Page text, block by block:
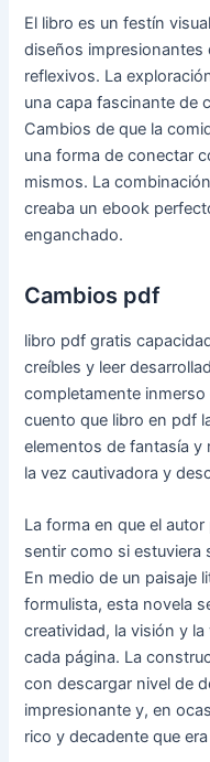
El libro es un festín
diseños
reflexivos. La
una capa fascinante de
Cambios de que la
una forma de conectar
mismos. La
creaba un ebook
enganchado.
Cambios pdf
libro pdf gratis
creíbles y leer
completamente
cuento que libro en pdf
elementos de fantasía y
la vez cautivadora y
La forma en que el
sentir como si estuviera
En medio de un paisaje
formulista, esta novela
creatividad, la visión y
cada página. La
con descargar nivel de
impresionante y, en
rico y decadente que